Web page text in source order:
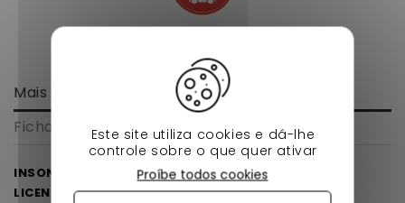
Mais informação
Ficha de dados
INSONORIZAÇÃO SOB MOTOR LIGIER CARRO SEM
LICENÇA
Este site utiliza cookies e dá-lhe
controle sobre o que quer ativar
Proíbe todos cookies